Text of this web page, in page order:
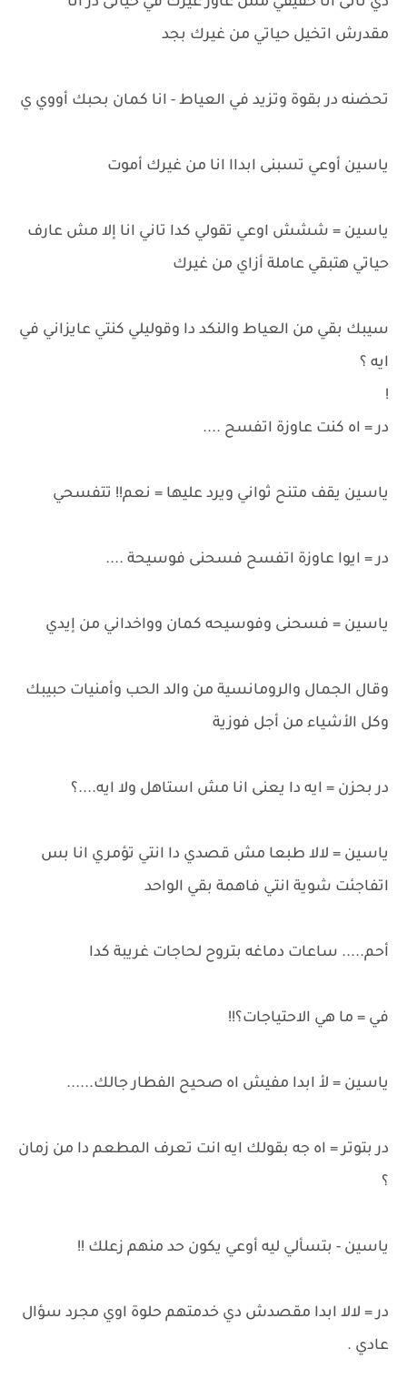
مقدرش اتخيل حياتي من غيرك بجد
تحضنه در بقوة وتزيد في العياط - انا كمان بحبك أووي ي
ياسين أوعي تسبنى ابداا انا من غيرك أموت
ياسين = ششش اوعي تقولي كدا تاني انا إلا مش عارف
حياتي هتبقي عاملة أزاي من غيرك
سيبك بقي من العياط والنكد دا وقوليلي كنتي عايزاني في
ايه ؟
!
در = اه كنت عاوزة اتفسح ....
ياسين يقف متنح ثواني ويرد عليها = نعم!! تتفسحي
در = ايوا عاوزة اتفسح فسحنى فوسيحة ....
ياسين = فسحنى وفوسيحه كمان وواخداني من إيدي
وقال الجمال والرومانسية من والد الحب وأمنيات حبيبك
وكل الأشياء من أجل فوزية
در بحزن = ايه دا يعنى انا مش استاهل ولا ايه....؟
ياسين = لالا طبعا مش قصدي دا انتي تؤمري انا بس
اتفاجئت شوية انتي فاهمة بقي الواحد
أحم..... ساعات دماغه بتروح لحاجات غريبة كدا
في = ما هي الاحتياجات؟!!
ياسين = لأ ابدا مفيش اه صحيح الفطار جالك......
در بتوتر = اه جه بقولك ايه انت تعرف المطعم دا من زمان
؟
ياسين - بتسألي ليه أوعي يكون حد منهم زعلك !!
در = لالا ابدا مقصدش دي خدمتهم حلوة اوي مجرد سؤال
عادي .